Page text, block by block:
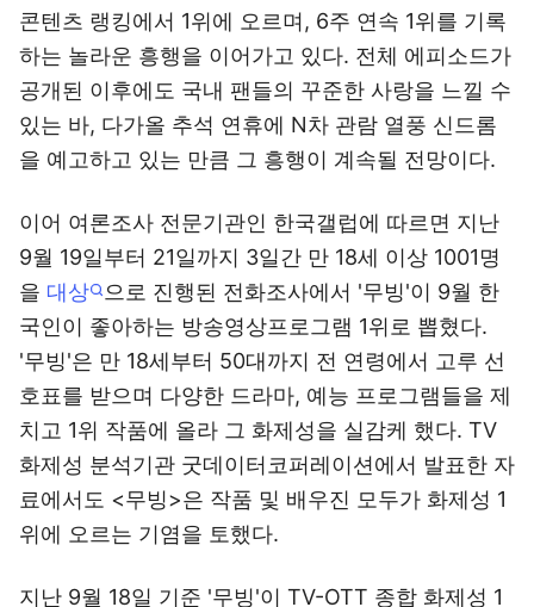
콘텐츠 랭킹에서 1위에 오르며, 6주 연속 1위를 기록
하는 놀라운 흥행을 이어가고 있다. 전체 에피소드가
공개된 이후에도 국내 팬들의 꾸준한 사랑을 느낄 수
있는 바, 다가올 추석 연휴에 N차 관람 열풍 신드롬
을 예고하고 있는 만큼 그 흥행이 계속될 전망이다.
이어 여론조사 전문기관인 한국갤럽에 따르면 지난
9월 19일부터 21일까지 3일간 만 18세 이상 1001명
을 대상
으로 진행된 전화조사에서 '무빙'이 9월 한
국인이 좋아하는 방송영상프로그램 1위로 뽑혔다.
'무빙'은 만 18세부터 50대까지 전 연령에서 고루 선
호표를 받으며 다양한 드라마, 예능 프로그램들을 제
치고 1위 작품에 올라 그 화제성을 실감케 했다. TV
화제성 분석기관 굿데이터코퍼레이션에서 발표한 자
료에서도 <무빙>은 작품 및 배우진 모두가 화제성 1
위에 오르는 기염을 토했다.
지난 9월 18일 기준 '무빙'이 TV-OTT 종합 화제성 1